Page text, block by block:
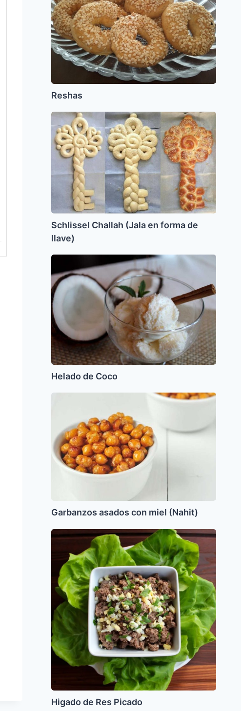
Reshas
Schlissel
Challah
(Jala
en
forma
de
llave)
Schlissel Challah (Jala en forma de
llave)
Helado
de
Coco
Helado de Coco
miel
(Nahit)
Garbanzos asados con miel (Nahit)
Higado
Picado
Higado de Res Picado